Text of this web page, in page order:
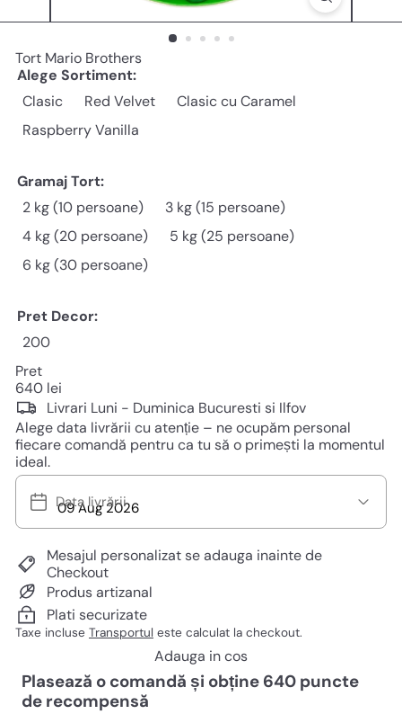
Tort Mario Brothers
Alege Sortiment:
Clasic
Red Velvet
Clasic cu Caramel
Raspberry Vanilla
Gramaj Tort:
2 kg (10 persoane)
3 kg (15 persoane)
4 kg (20 persoane)
5 kg (25 persoane)
6 kg (30 persoane)
Pret Decor:
200
Pret
Pret
normal
640 lei
Livrari Luni - Duminica Bucuresti si Ilfov
Alege data livrării cu atenție – ne ocupăm personal
fiecare comandă pentru ca tu să o primești la momentul
ideal.
Data livrării
Mesajul personalizat se adauga inainte de
Checkout
Produs artizanal
Plati securizate
Taxe incluse Transportul este calculat la checkout.
Adauga in cos
Plasează o comandă și obține 640 puncte
de recompensă